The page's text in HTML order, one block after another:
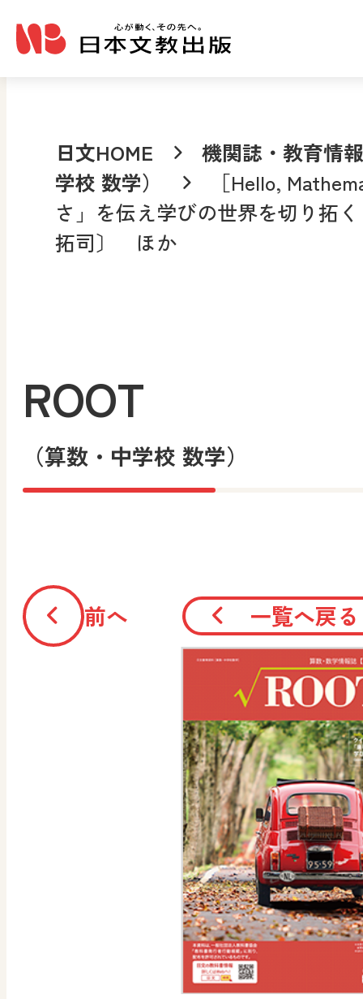
日文HOME
機関誌・教育情報
学校 数学）
［Hello,
さ」を伝え学びの世界を切り拓
拓司〕 ほか
ROOT
（算数・中学校 数学）
前へ 一覧へ戻る